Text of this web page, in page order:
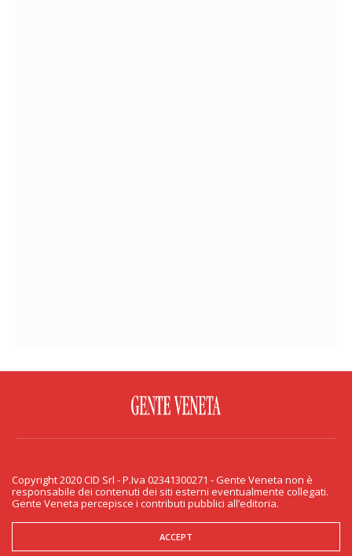
PRIVACY & COOKIE
Copyright 2020 CID Srl - P.Iva 02341300271 - Gente Veneta non è responsabile
dei contenuti dei siti esterni eventualmente collegati. Gente Veneta percepisce
i contributi pubblici all’editoria.
Copyright 2020 CID Srl - P.Iva 02341300271 - Gente Veneta non è
responsabile dei contenuti dei siti esterni eventualmente collegati.
Gente Veneta percepisce i contributi pubblici all’editoria.
ACCEPT